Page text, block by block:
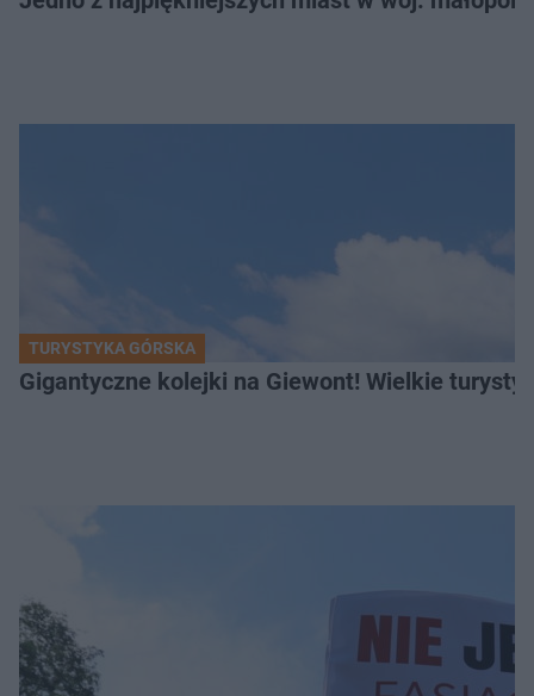
TURYSTYKA GÓRSKA
Gigantyczne kolejki na Giewont! Wielkie